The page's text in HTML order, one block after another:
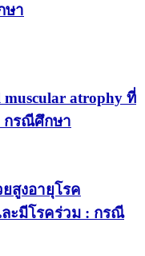
ษา
atrophy ที่
กรณีศึกษา
สูงอายุโรค
ะมีโรคร่วม : กรณี